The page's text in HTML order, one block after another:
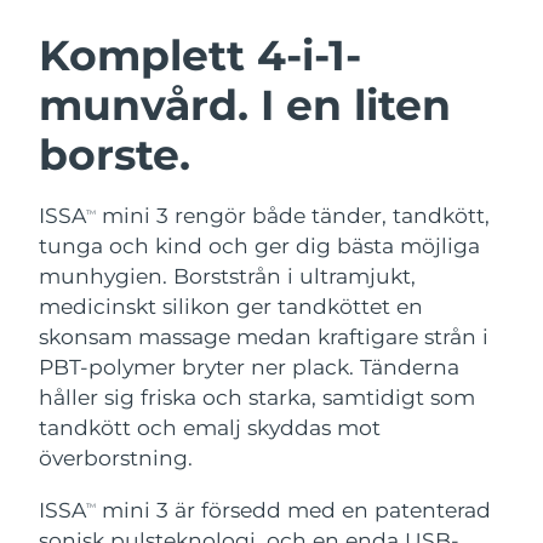
Komplett 4-i-1-
munvård. I en liten
borste.
ISSATM
mini 3 rengör både tänder, tandkött,
tunga och kind och ger dig bästa möjliga
munhygien. Borststrån i ultramjukt,
medicinskt silikon ger tandköttet en
skonsam massage medan kraftigare strån i
PBT-polymer bryter ner plack. Tänderna
håller sig friska och starka, samtidigt som
tandkött och emalj skyddas mot
överborstning.
ISSATM
mini 3 är försedd med en patenterad
Ansiktsrengöring
Anti-aging massage
LUNA™ 4 Plus
Massage, LED heating
LUNA™ 4 Men
For men, anti-aging massage
Microcurrent toning
BEAR™ 2 go
Microcurrent toning on-the-go
BEAR™ 2 eyes & lips
Microcurrent line smoothing device
Återfuktning
UFO™ 3-paket
Deep facial hydration
UFO™ 3 LED
Near-infrared and red light therapy
device
Munvård
issa™ 4
Hybrid silicone sonic toothbrush
issa™ 4 plus
FAQ™ ANTI-AGING-BEHANDLING
Anti-aging LED-behandlingar
NEW
Österrike Förväntad leverans
Bahrain Förväntad leverans8/10/26
Belgien
Bermuda Förväntad leverans8/15/26
Bosnien och
Hercegovina
Förväntad leverans
Brunei Förväntad leverans8/14/26
Bulgarien Förväntad leverans8/9/26
Kanada
Chile Förväntad leverans8/13/26